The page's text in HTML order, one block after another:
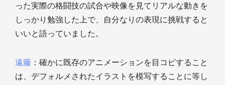
った実際の格闘技の試合や映像を見てリアルな動きを
しっかり勉強した上で、自分なりの表現に挑戦すると
いいと語っていました。
遠藤 ：確かに既存のアニメーションを目コピすること
は、デフォルメされたイラストを模写することに等し